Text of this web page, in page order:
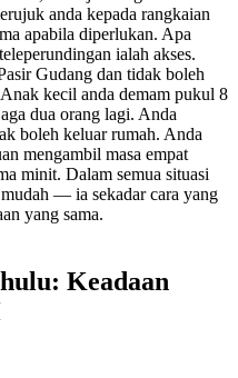
anda kepada rangkaian
apabila diperlukan. Apa
ialah akses.
Gudang dan tidak boleh
kecil anda demam pukul 8
dua orang lagi. Anda
boleh keluar rumah. Anda
mengambil masa empat
minit. Dalam semua situasi
— ia sekadar cara yang
yang sama.
Keadaan